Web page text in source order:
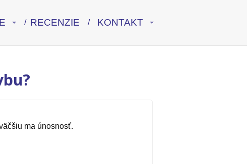
RECENZIE KONTAKT
ma únosnosť.